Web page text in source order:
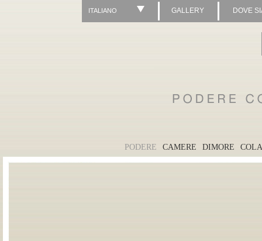
ITALIANO GALLERY DOVE
PODERE CAMERE DIMORE